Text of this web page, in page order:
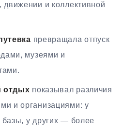
и коллективной
превращала отпуск
музеями и
отдых показывал различия
и организациями: у
у других — более